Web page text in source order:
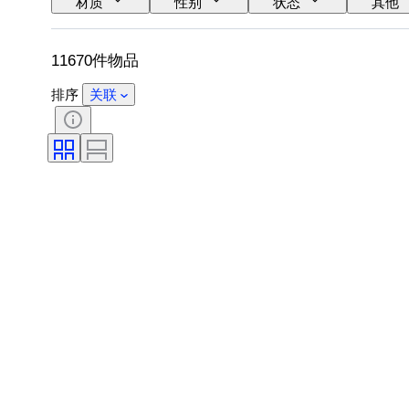
表芯
表带材质 时代
11670件物品
排序 关联